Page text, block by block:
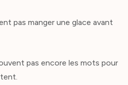
pas manger une glace avant
pas encore les mots pour